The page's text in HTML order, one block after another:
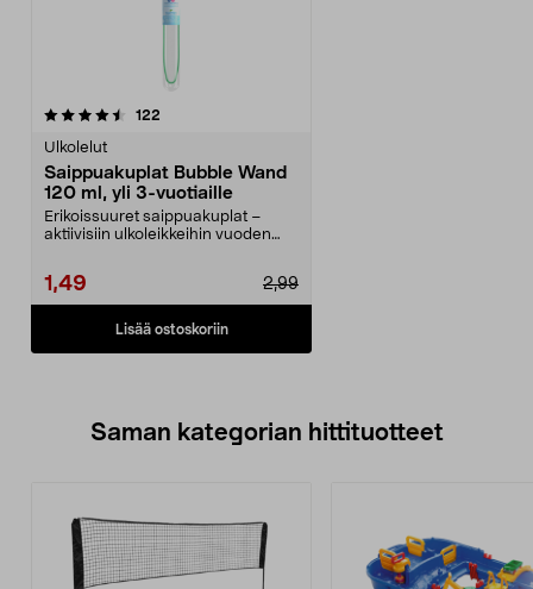
122
Ulkolelut
Saippuakuplat Bubble Wand
120 ml, yli 3-vuotiaille
Erikoissuuret saippuakuplat –
aktiivisiin ulkoleikkeihin vuoden
2,99
1,49
Lisää ostoskoriin
Saman kategorian hittituotteet